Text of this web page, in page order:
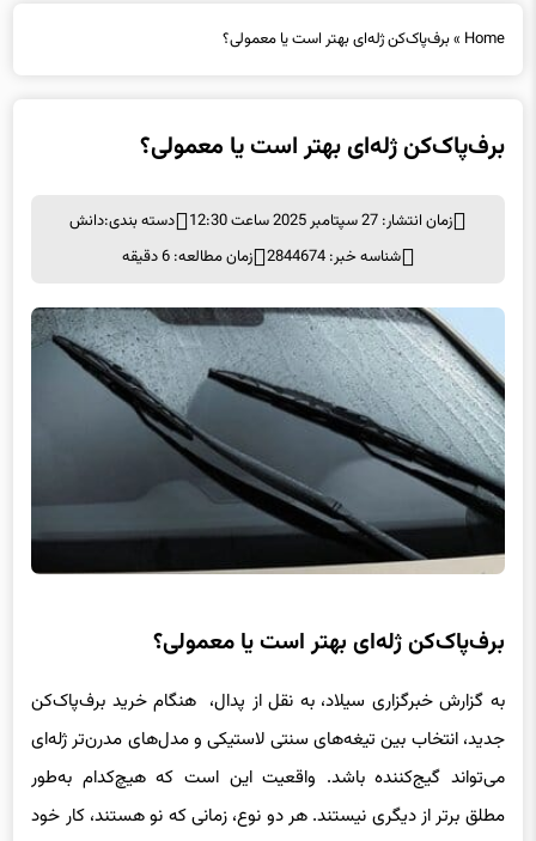
شناسه خبر: 2844674
زمان مطالعه: 6 دقیقه
جدید، انتخاب بین تیغه‌های سنتی لاستیکی و مدل‌های مدرن‌تر ژله‌ای
می‌تواند گیج‌کننده باشد. واقعیت این است که هیچ‌کدام به‌طور
مطلق برتر از دیگری نیستند. هر دو نوع، زمانی که نو هستند، کار خود
را در پاک کردن باران و رطوبت از روی شیشه به‌خوبی انجام می‌دهند